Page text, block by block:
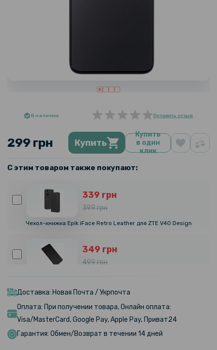
В наличии Оставить отзыв
299 грн Купить
Купить
в один
клик
С этим товаром также покупают:
339 грн
399 грн
Чехол-книжка Epik iFace Retro Leather для ZTE V40 Design
349 грн
499 грн
Чехол книжка New Leather Case для ZTE nubia Z50S Pro
509 грн
599 грн
Чехол - книжка Beauty Case для ZTE Blade A75 4G с зеркалом
Доставка: Новая Почта / Укрпочта
Оплата: При получении товара, Онлайн оплата:
Visa/MasterCard, Google Pay, Apple Pay, Приват24
Гарантия: Обмен/Возврат в течении 14 дней